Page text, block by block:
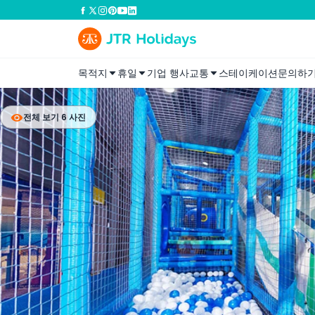
목적지 휴일 기업 행사교통 스테이케이션문의하
전체 보기 6 사진